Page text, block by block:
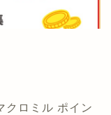
クロミル ポイン